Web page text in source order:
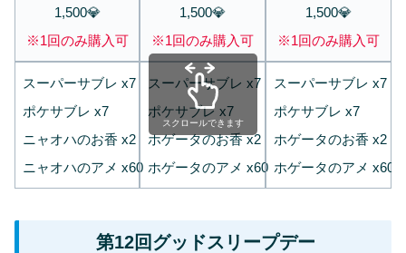
1,500💎
※1回のみ購入可
1,500💎
※1回のみ購入可
1,500💎
※1回のみ購入可
スーパーサブレ x7
ポケサブレ x7
ニャオハのお香 x2
ニャオハのアメ x60
スーパーサブレ x7
ポケサブレ x7
ホゲータのお香 x2
ホゲータのアメ x60
スーパーサブレ x7
ポケサブレ x7
ホゲータのお香 x2
ホゲータのアメ x60
スクロールできます
第12回グッドスリープデー